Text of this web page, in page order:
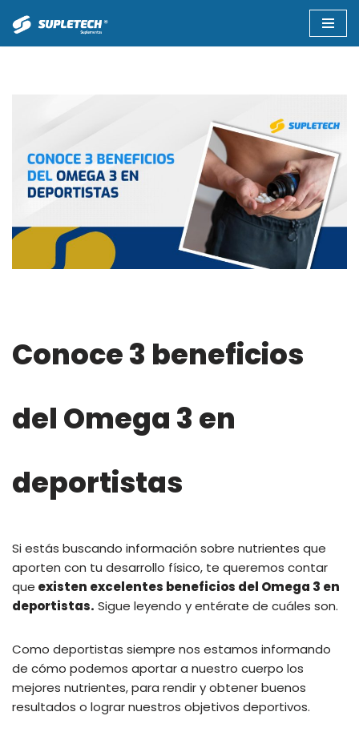
Saltar
Conoce 3 beneficios
del Omega 3 en
deportistas
Si estás buscando información sobre nutrientes que
aporten con tu desarrollo físico, te queremos contar
que existen excelentes beneficios del Omega 3 en
deportistas. Sigue leyendo y entérate de cuáles son.
Como deportistas siempre nos estamos informando
de cómo podemos aportar a nuestro cuerpo los
mejores nutrientes, para rendir y obtener buenos
resultados o lograr nuestros objetivos deportivos.